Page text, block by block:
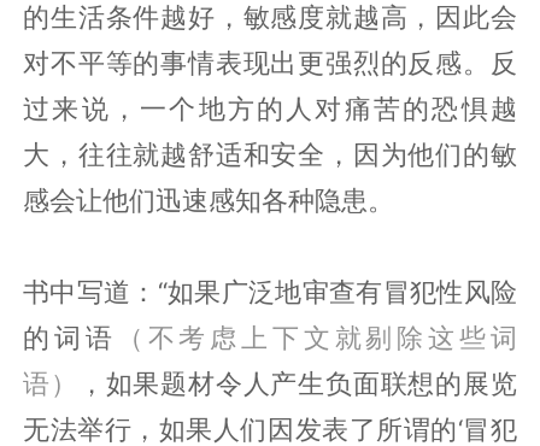
的生活条件越好，敏感度就越高，因此会
对不平等的事情表现出更强烈的反感。反
过来说，一个地方的人对痛苦的恐惧越
大，往往就越舒适和安全，因为他们的敏
感会让他们迅速感知各种隐患。
书中写道：“如果广泛地审查有冒犯性风险
的词语
（不考虑上下文就剔除这些词
语）
，如果题材令人产生负面联想的展览
无法举行，如果人们因发表了所谓的‘冒犯